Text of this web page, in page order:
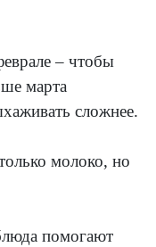
– чтобы
марта
сложнее.
молоко, но
помогают